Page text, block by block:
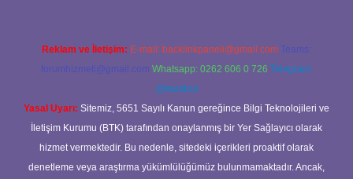
Reklam ve İletişim: E-mail: backlinkpaneli@gmail.com Teams:
forumhizmeti@gmail.com Whatsapp: 0262 606 0 726 Telegram:
@karabul
Yasal Uyarı: Sitemiz, 5651 Sayılı Kanun gereğince Bilgi Teknolojileri ve
İletişim Kurumu (BTK) tarafından onaylanmış bir Yer Sağlayıcı olarak
hizmet vermektedir. Bu nedenle, sitedeki içerikleri proaktif olarak
denetleme veya araştırma yükümlülüğümüz bulunmamaktadır. Ancak,